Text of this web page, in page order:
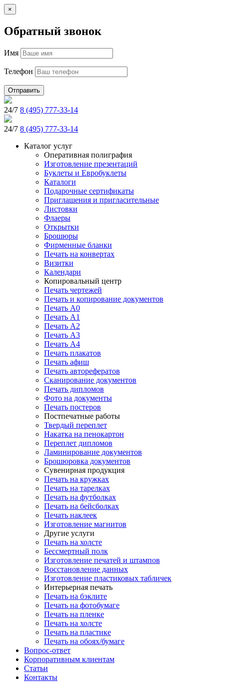
×
Обратный звонок
Имя
Телефон
Отправить
24/7 8 (495) 777-33-14
24/7 8 (495) 777-33-14
Каталог услуг
Оперативная полиграфия
Изготовление презентаций
Буклеты и Eвробуклеты
Каталоги
Подарочные сертификаты
Приглашения и пригласительные
Листовки
Флаеры
Открытки
Брошюры
Фирменные бланки
Печать на конвертах
Визитки
Календари
Копировальный центр
Печать чертежей
Печать и копирование документов
Печать А0
Печать А1
Печать А2
Печать А3
Печать А4
Печать плакатов
Печать афиш
Печать авторефератов
Сканирование документов
Печать дипломов
Фото на документы
Печать постеров
Постпечатные работы
Твердый переплет
Накатка на пенокартон
Переплет дипломов
Ламинирование документов
Брошюровка документов
Сувенирная продукция
Печать на кружках
Печать на тарелках
Печать на футболках
Печать на бейсболках
Печать наклеек
Изготовление магнитов
Другие услуги
Печать на холсте
Бессмертный полк
Изготовление печатей и штампов
Восстановление данных
Изготовление пластиковых табличек
Интерьерная печать
Печать на бэклите
Печать на фотобумаге
Печать на пленке
Печать на холсте
Печать на пластике
Печать на обоях/бумаге
Вопрос-ответ
Корпоративным клиентам
Статьи
Контакты